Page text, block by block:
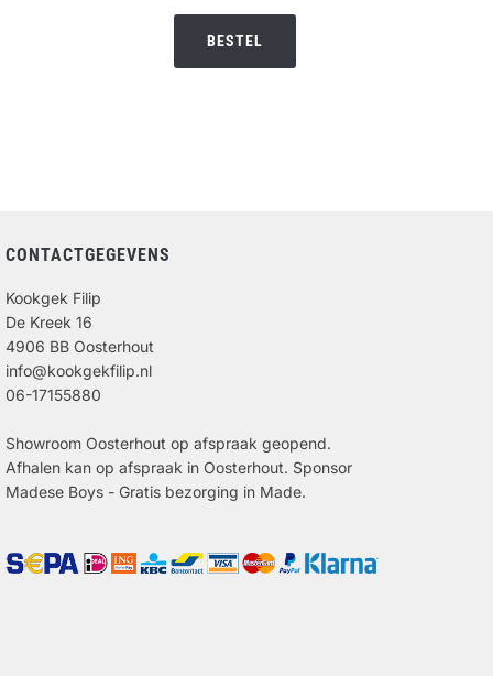
BESTEL
CONTACTGEGEVENS
Kookgek Filip
De Kreek 16
4906 BB Oosterhout
info@kookgekfilip.nl
06-17155880
Showroom Oosterhout op afspraak geopend.
Afhalen kan op afspraak in Oosterhout. Sponsor
Madese Boys - Gratis bezorging in Made.